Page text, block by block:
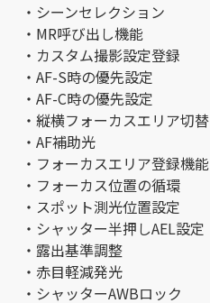
・シーンセレクション
・MR呼び出し機能
・カスタム撮影設定登録
・AF-S時の優先設定
・AF-C時の優先設定
・縦横フォーカスエリア切替
・AF補助光
・フォーカスエリア登録機能
・フォーカス位置の循環
・スポット測光位置設定
・シャッター半押しAEL設定
・露出基準調整
・赤目軽減発光
・シャッターAWBロック